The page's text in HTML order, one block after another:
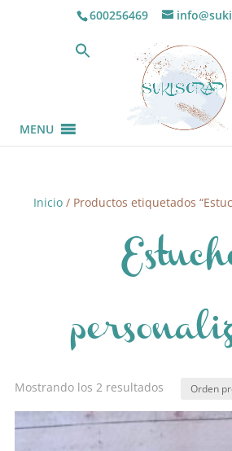
600256469
MENU
Inicio / Productos etiquetados
Mostrando los 2 resultados